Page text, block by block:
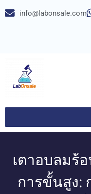
info@labonsale.com
เตาอบลมร้
การขั้นสูง: